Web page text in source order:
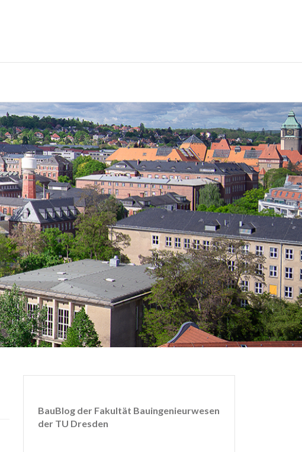
BauBlog der Fakultät Bauingenieurwesen
der TU Dresden